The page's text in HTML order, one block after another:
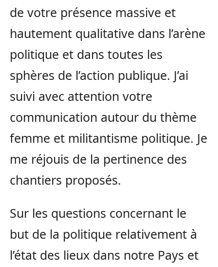
de votre présence massive et
hautement qualitative dans l’arène
politique et dans toutes les
sphères de l’action publique. J’ai
suivi avec attention votre
communication autour du thème
femme et militantisme politique. Je
me réjouis de la pertinence des
chantiers proposés.
Sur les questions concernant le
but de la politique relativement à
l’état des lieux dans notre Pays et